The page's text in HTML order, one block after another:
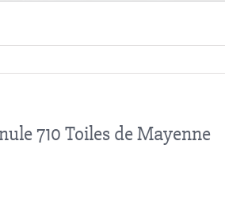
710 Toiles de Mayenne